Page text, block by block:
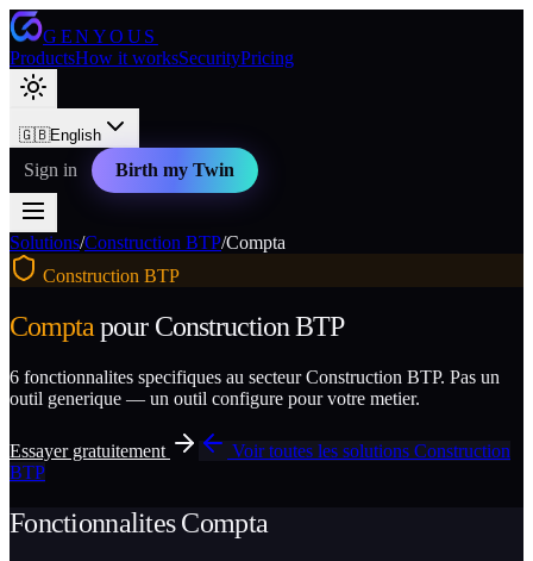
GENYOUS
ProductsHow it worksSecurityPricing
🇬🇧English
Sign in Birth my Twin
Solutions/Construction BTP/Compta
Construction BTP
Compta pour Construction BTP
6 fonctionnalites specifiques au secteurConstruction BTP. Pas un
outil generique — un outil configure pour votre metier.
Essayer gratuitement Voir toutes les solutions Construction
BTP
FonctionnalitesCompta